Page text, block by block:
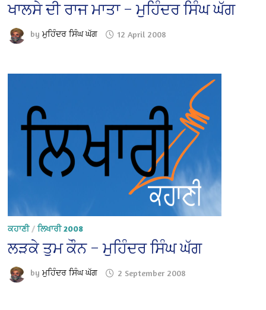
ਖਾਲਸੇ ਦੀ ਰਾਜ ਮਾਤਾ – ਮੁਹਿੰਦਰ ਸਿੰਘ ਘੱਗ
byਮੁਹਿੰਦਰ ਸਿੰਘ ਘੱਗ 12 April 2008
ਕਹਾਣੀ/ਲਿਖਾਰੀ 2008
ਲੜਕੇ ਤੁਮ ਕੌਨ – ਮੁਹਿੰਦਰ ਸਿੰਘ ਘੱਗ
byਮੁਹਿੰਦਰ ਸਿੰਘ ਘੱਗ 2 September 2008